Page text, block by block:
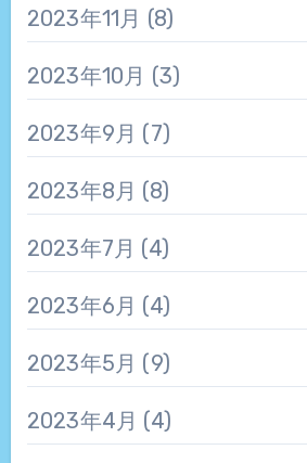
2023年11月 (8)
2023年10月 (3)
2023年9月 (7)
2023年8月 (8)
2023年7月 (4)
2023年6月 (4)
2023年5月 (9)
2023年4月 (4)